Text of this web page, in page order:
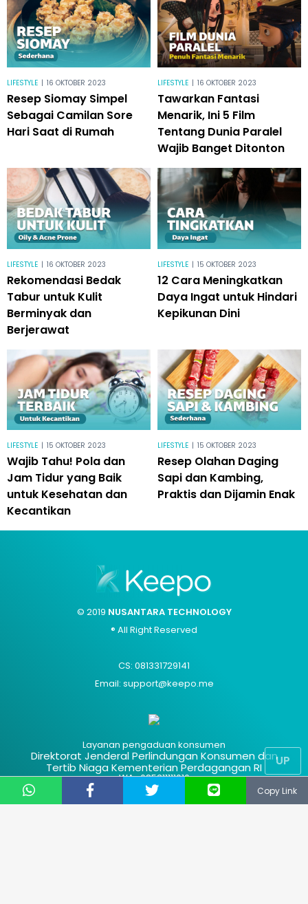
Copy Link
LIFESTYLE | 16 OKTOBER 2023
Resep Siomay Simpel
Sebagai Camilan Sore
Hari Saat di Rumah
LIFESTYLE | 16 OKTOBER 2023
Tawarkan Fantasi
Menarik, Ini 5 Film
Tentang Dunia Paralel
Wajib Banget Ditonton
LIFESTYLE | 16 OKTOBER 2023
Rekomendasi Bedak
Tabur untuk Kulit
Berminyak dan
Berjerawat
LIFESTYLE | 15 OKTOBER 2023
12 Cara Meningkatkan
Daya Ingat untuk Hindari
Kepikunan Dini
LIFESTYLE | 15 OKTOBER 2023
Wajib Tahu! Pola dan
Jam Tidur yang Baik
untuk Kesehatan dan
Kecantikan
LIFESTYLE | 15 OKTOBER 2023
Resep Olahan Daging
Sapi dan Kambing,
Praktis dan Dijamin Enak
UP
© 2019 NUSANTARA TECHNOLOGY
® All Right Reserved
CS: 081331729141
Email: support@keepo.me
Layanan pengaduan konsumen
Direktorat Jenderal Perlindungan Konsumen dan
Tertib Niaga Kementerian Perdagangan RI
WA : 085311111010